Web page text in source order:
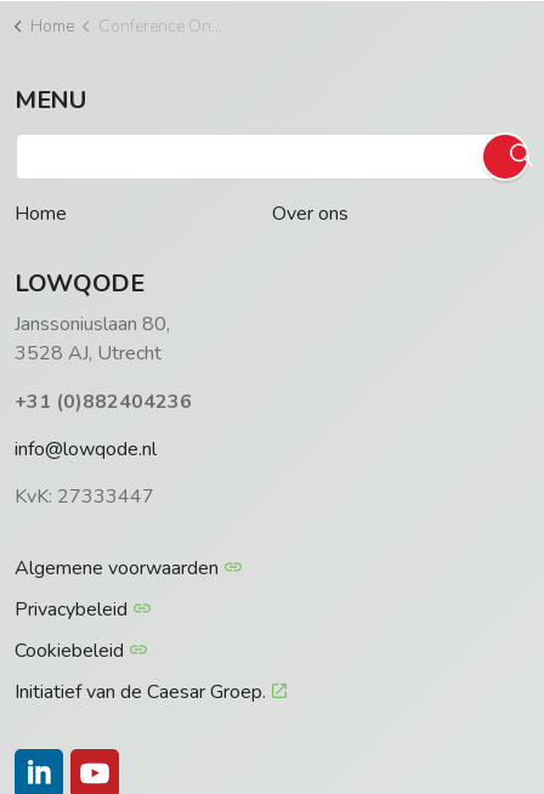
Home Conference One event: de toekomst van software ontwikkeling met AI en low-code
MENU
Home Over ons
LOWQODE
Janssoniuslaan 80,
3528 AJ, Utrecht
+31 (0)882404236
info@lowqode.nl
KvK: 27333447
Algemene voorwaarden
Privacybeleid
Cookiebeleid
Initiatief van de Caesar Groep.